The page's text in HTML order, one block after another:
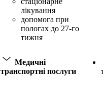
лікування
допомога при
пологах до 27-го
тижня
Медичні
транспортні послуги